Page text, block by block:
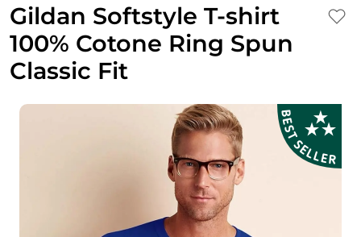
Gildan Softstyle T-shirt
100% Cotone Ring Spun
Classic Fit